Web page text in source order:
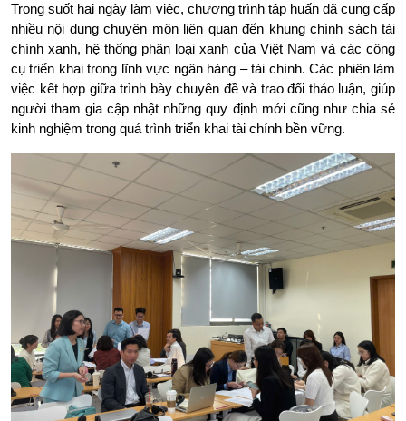
Trong suốt hai ngày làm việc, chương trình tập huấn đã cung cấp
nhiều nội dung chuyên môn liên quan đến khung chính sách tài
chính xanh, hệ thống phân loại xanh của Việt Nam và các công
cụ triển khai trong lĩnh vực ngân hàng – tài chính. Các phiên làm
việc kết hợp giữa trình bày chuyên đề và trao đổi thảo luận, giúp
người tham gia cập nhật những quy định mới cũng như chia sẻ
kinh nghiệm trong quá trình triển khai tài chính bền vững.